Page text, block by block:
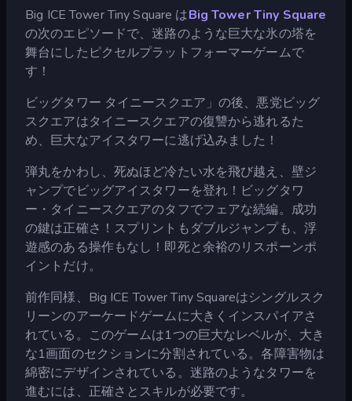
Big ICE Tower Tiny Square はBig Tower Tiny Square
の次のエピソードで、迷路のような巨大な氷の塔を
舞台にしたピクセルプラットフォーマーゲームで
す！
ビッグタワー タイニースクエア」の後、悪党ビッグ
スクエアはタイニースクエアの復讐から逃れるた
め、巨大なアイスタワーに逃げ込みました！
弾丸をかわし、死ぬほど冷たい水を飛び越え、壁ジ
ャンプでビッグアイスタワーを登れ！ビッグタワ
ー・タイニースクエアのタフでフェアな続編。成功
の鍵は正確さ！スプリントもダブルジャンプも、浮
遊感のある操作もなし！即死と余裕のリスポーンポ
イントだけ。
前作同様、Big ICE Tower Tiny Squareはシングルスク
リーンのアーケードゲームに大きくインスパイアさ
れている。このゲームは1つの巨大なレベルが、大き
な1画面のセクションに分割されている。各障害物は
綿密にデザインされている。迷路のようなタワーを
進むには、正確さとスキルが必要です。